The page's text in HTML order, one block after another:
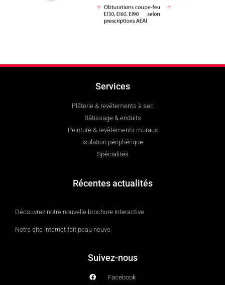
Services
Plâterie & revêtements à sec
Bâtissage & enduits
Peinture & revêtements muraux
Isolation périphérique
Spécialités
Récentes actualités
Découvrez notre nouvelle brochure interactive
Notre site Internet fait peau neuve
Suivez-nous
Facebook